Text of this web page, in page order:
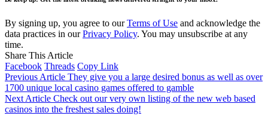
By signing up, you agree to ourTerms of Use and acknowledge the
data practices in ourPrivacy Policy. You may unsubscribe at any
time.
Share This Article
Facebook Threads Copy Link
Previous Article They give you a large desired bonus as well as over
1700 unique local casino games offered to gamble
Next Article Check out our very own listing of the new web based
casinos into the freshest sales doing!